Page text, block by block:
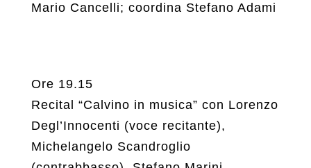
Mario Cancelli; coordina Stefano Adami
Ore 19.15
Recital “Calvino in musica” con Lorenzo
Degl’Innocenti (voce recitante),
Michelangelo Scandroglio